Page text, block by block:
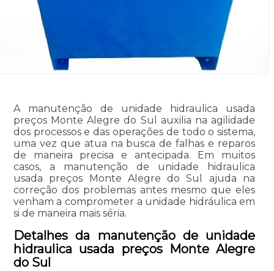
A manutenção de unidade hidraulica usada
preços Monte Alegre do Sul auxilia na agilidade
dos processos e das operações de todo o sistema,
uma vez que atua na busca de falhas e reparos
de maneira precisa e antecipada. Em muitos
casos, a manutenção de unidade hidraulica
usada preços Monte Alegre do Sul ajuda na
correção dos problemas antes mesmo que eles
venham a comprometer a unidade hidráulica em
si de maneira mais séria.
Detalhes da manutenção de unidade
hidraulica usada preços Monte Alegre
do Sul